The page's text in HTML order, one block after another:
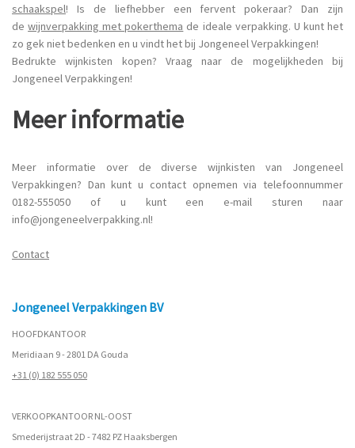
schaakspel! Is de liefhebber een fervent pokeraar? Dan zijn
dewijnverpakking met pokerthema de ideale verpakking. U kunt het
zo gek niet bedenken en u vindt het bij Jongeneel Verpakkingen!
Bedrukte wijnkisten kopen? Vraag naar de mogelijkheden bij
Jongeneel Verpakkingen!
Meer informatie
Meer informatie over de diverse wijnkisten van Jongeneel
Verpakkingen? Dan kunt u contact opnemen via telefoonnummer
0182-555050 of u kunt een e-mail sturen naar
info@jongeneelverpakking.nl!
Contact
Jongeneel Verpakkingen BV
HOOFDKANTOOR
Meridiaan 9 - 2801 DA Gouda
+31 (0) 182 555 050
VERKOOPKANTOOR NL-OOST
Smederijstraat 2D - 7482 PZ Haaksbergen